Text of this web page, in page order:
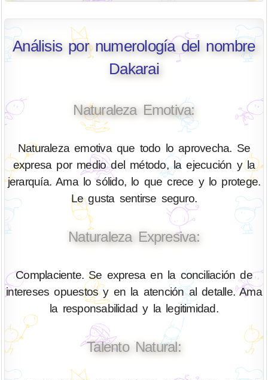
Análisis por numerología del nombre
Dakarai
Naturaleza Emotiva:
Naturaleza emotiva que todo lo aprovecha. Se
expresa por medio del método, la ejecución y la
jerarquía. Ama lo sólido, lo que crece y lo protege.
Le gusta sentirse seguro.
Naturaleza Expresiva:
Complaciente. Se expresa en la conciliación de
intereses opuestos y en la atención al detalle. Ama
la responsabilidad y la legitimidad.
Talento Natural: